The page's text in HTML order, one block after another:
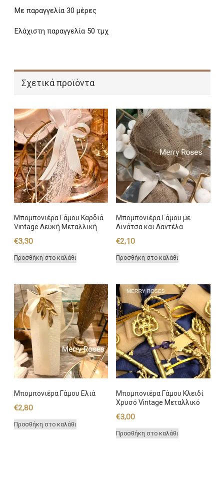
ποσότητα
Με παραγγελία 30 μέρες
Ελάχιστη παραγγελία 50 τμχ
Σχετικά προϊόντα
Μπομπονιέρα Γάμου Καρδιά
Vintage Λευκή Μεταλλική
€3,30
Προσθήκη στο καλάθι
Μπομπονιέρα Γάμου με
Λινάτσα και Δαντέλα
€2,10
Προσθήκη στο καλάθι
Μπομπονιέρα Γάμου Ελιά
€2,80
Προσθήκη στο καλάθι
Μπομπονιέρα Γάμου Κλειδί
Χρυσό Vintage Μεταλλικό
€3,00
Προσθήκη στο καλάθι